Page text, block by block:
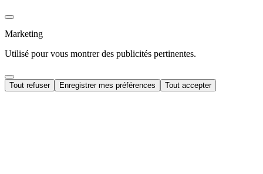
Marketing
Utilisé pour vous montrer des publicités pertinentes.
Tout refuser Enregistrer mes préférences Tout accepter